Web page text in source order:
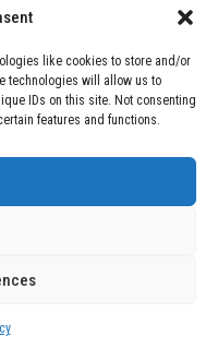
like cookies to store and/or
technologies will allow us to
IDs on this site. Not consenting
features and functions.